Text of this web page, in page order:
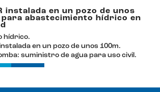
instalada en un pozo de unos
abastecimiento hídrico en
hídrico.
en un pozo de unos 100m.
suministro de agua para uso civil.